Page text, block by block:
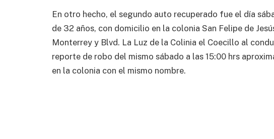
En otro hecho, el segundo auto recuperado fue el día
de 32 años, con domicilio en la colonia San Felipe de
Monterrey y Blvd. La Luz de la Colinia el Coecillo al
reporte de robo del mismo sábado a las 15:00 hrs
en la colonia con el mismo nombre.